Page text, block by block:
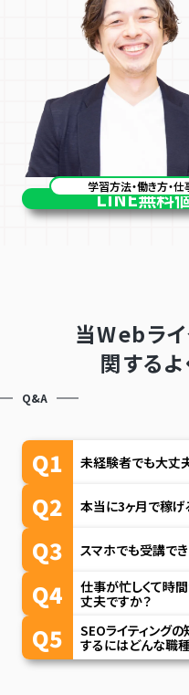
学習方法・働き方・
LINE無料
当Webラ
関する
Q&A
Q1 未経験者でも大丈
A1
者です。質問チャッ
Q2 本当に3ヶ月で稼げ
A2
受けることで、「仕
には実績が求めら
き、案件実績として
画講義を閲覧した上
とです。）そのため
Q3 スマホでも受講で
A3
動画講義の視聴自
宿題に取り組むこと
を踏まえましても、
ています。（Mac、
Q4
仕事が忙しくて時
丈夫ですか？
A4
動画講義自体は時
能なので、家事や育
事終わりや週末の時
Q5
SEOライティング
するにはどんな職
SEOライティングか